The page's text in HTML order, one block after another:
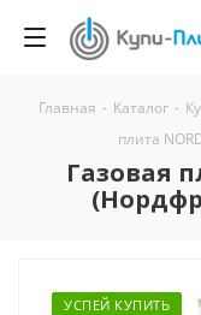
Главная - Каталог -
плита
Газовая
УСПЕЙ КУПИТЬ